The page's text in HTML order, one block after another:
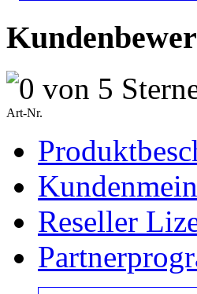
Art-Nr.
Reseller